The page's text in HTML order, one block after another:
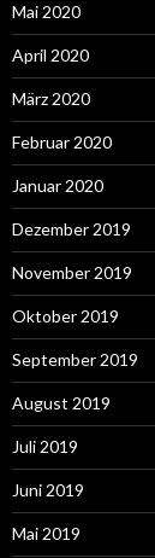
Mai 2020
April 2020
März 2020
Februar 2020
Januar 2020
Dezember 2019
November 2019
Oktober 2019
September 2019
August 2019
Juli 2019
Juni 2019
Mai 2019